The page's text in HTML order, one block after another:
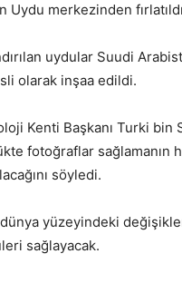
Uydu merkezinden
uydular Suudi
olarak inşaa edildi.
Kenti Başkanı Turki
fotoğraflar sağlamanın
söyledi.
yüzeyindeki
sağlayacak.